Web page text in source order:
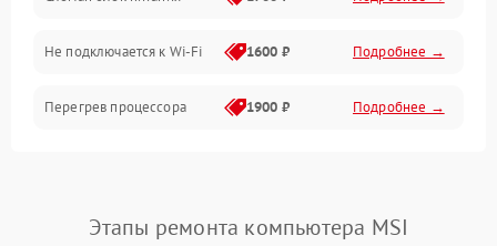
Не подключается к Wi-Fi 1600 ₽ Подробнее →
Перегрев процессора 1900 ₽ Подробнее →
Проблемы с
подключением внешних
1400 ₽ Подробнее →
Этапы ремонта компьютера MSI